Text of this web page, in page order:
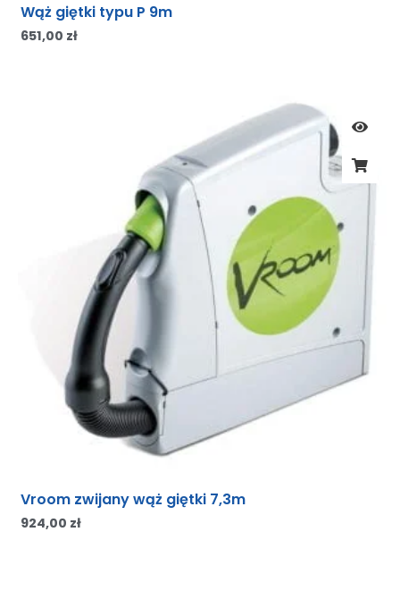
Wąż giętki typu P 9m
651,00 zł
Vroom zwijany wąż giętki 7,3m
924,00 zł